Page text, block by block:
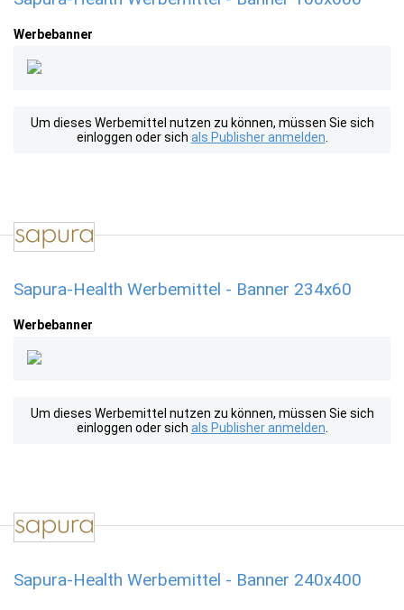
Werbebanner
Um dieses Werbemittel nutzen zu können, müssen Sie sich
einloggen oder sich als Publisher anmelden
Sapura-Health Werbemittel - Banner 234x60
Werbebanner
Um dieses Werbemittel nutzen zu können, müssen Sie sich
einloggen oder sich als Publisher anmelden
Sapura-Health Werbemittel - Banner 240x400